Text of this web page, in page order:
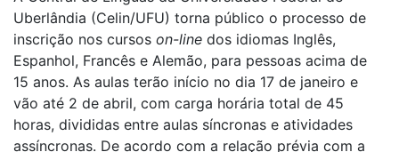
Uberlândia (Celin/UFU) torna público o processo de
inscrição nos cursos on-line dos idiomas Inglês,
Espanhol, Francês e Alemão, para pessoas acima de
15 anos. As aulas terão início no dia 17 de janeiro e
vão até 2 de abril, com carga horária total de 45
horas, divididas entre aulas síncronas e atividades
assíncronas. De acordo com a relação prévia com a